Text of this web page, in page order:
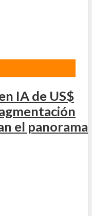
IA de US$
el panorama